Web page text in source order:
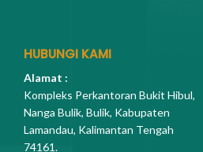
HUBUNGI KAMI
Alamat :
Kompleks Perkantoran Bukit Hibul,
Nanga Bulik, Bulik, Kabupaten
Lamandau, Kalimantan Tengah
74161.